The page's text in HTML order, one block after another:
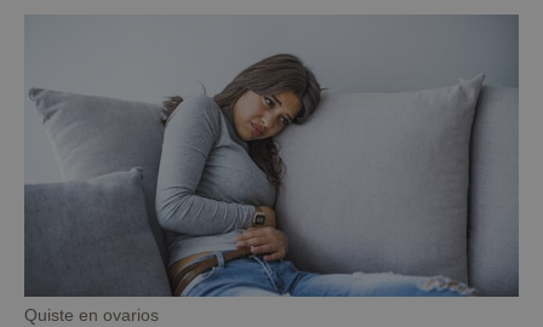
Pie
Quiste en ovarios